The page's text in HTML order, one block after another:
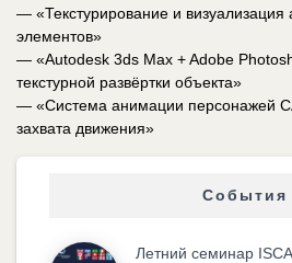
— «Текстурирование и визуализация
элементов»
— «Autodesk 3ds Max + Adobe
текстурной развёртки объекта»
— «Система анимации персонажей
захвата движения»
События
Летний семинар